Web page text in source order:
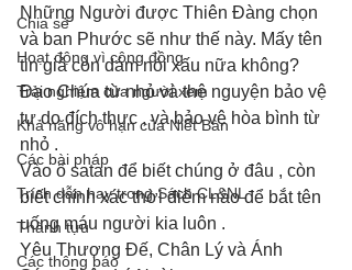
Chia sẻ
Hoạt động vì cộng đồng
Trải nghiệm của người xem
Khả năng vô hạn của Niết Bàn
Các bài pháp
Trích dẫn hay trong Sách CL&NL
Thành tựu
Các thông báo
Những Người được Thiên Đàng chọn
và ban Phước sẽ như thế này. Mấy tên
tin giả còn dám nói xấu nữa không?
Đạo Chúa từ nhỏ và thệ nguyện bảo vệ
tự do đích thực , và bảo vệ hòa bình từ
nhỏ .
Vào ổ satan để biết chúng ở đâu , còn
biết chính xác thời điểm nào để bắt tên
uống máu người kia luôn .
Yêu Thượng Đế, Chân Lý và Ánh